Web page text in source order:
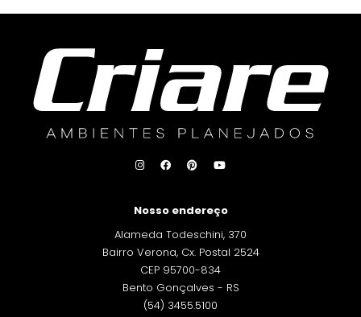
Nosso endereço
Alameda Todeschini, 370
Bairro Verona, Cx. Postal 2524
CEP 95700-834
Bento Gonçalves - RS
(54) 3455.5100